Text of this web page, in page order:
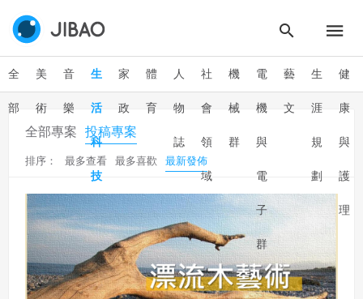
全
部
美
術
音
樂
生
活
科
技
家
政
體
育
人
物
誌
社
會
領
域
機
械
群
電
機
與
電
子
群
藝
文
生
涯
規
劃
健
康
與
護
理
全部專案 投稿專案
排序： 最多查看 最多喜歡 最新發佈